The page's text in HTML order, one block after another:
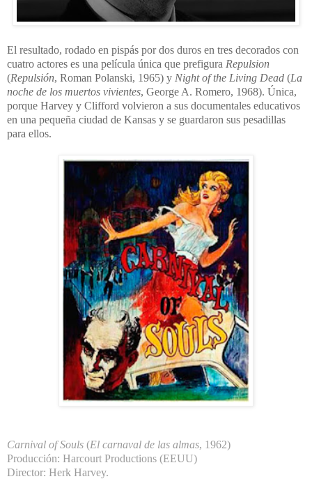
El resultado, rodado en pispás por dos duros en tres decorados con
cuatro actores es una película única que prefigura Repulsion
(Repulsión, Roman Polanski, 1965) y Night of the Living Dead (La
noche de los muertos vivientes, George A. Romero, 1968). Única,
porque Harvey y Clifford volvieron a sus documentales educativos
en una pequeña ciudad de Kansas y se guardaron sus pesadillas
para ellos.
Carnival of Souls (El carnaval de las almas, 1962)
Producción: Harcourt Productions (EEUU)
Director: Herk Harvey.